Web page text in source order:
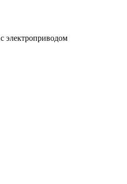
электроприводом